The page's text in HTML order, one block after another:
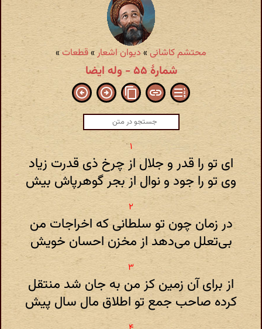
محتشم کاشانی»دیوان اشعار»قطعات»
شمارهٔ ۵۵ - وله ایضا
ای تو را قدر و جلال از چرخ ذی قدرت زیاد
وی تو را جود و نوال از بجر گوهرپاش بیش
در زمان چون تو سلطانی که اخراجات من
بی‌تعلل می‌دهد از مخزن احسان خویش
از برای آن زمین کز من به جان شد منتقل
کرده صاحب جمع تو اطلاق مال سال پیش